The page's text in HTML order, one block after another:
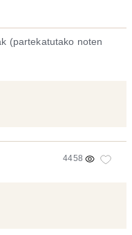
(partekatutako noten
4458